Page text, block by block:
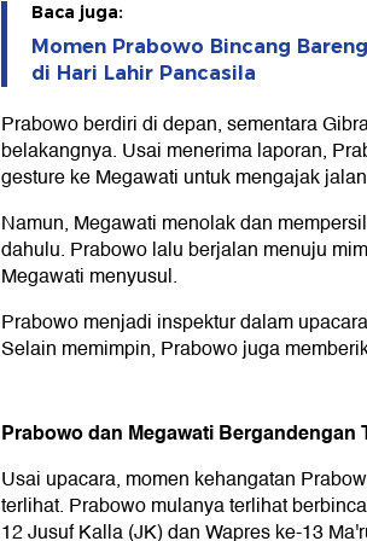
Baca juga:
Momen Prabowo Bincang
di Hari Lahir Pancasila
Prabowo berdiri di depan, sementara
belakangnya. Usai menerima laporan,
gesture ke Megawati untuk mengajak
Namun, Megawati menolak dan
dahulu. Prabowo lalu berjalan menuju
Megawati menyusul.
Prabowo menjadi inspektur dalam
Selain memimpin, Prabowo juga
Prabowo dan Megawati Bergandengan
Usai upacara, momen kehangatan
terlihat. Prabowo mulanya terlihat
12 Jusuf Kalla (JK) dan Wapres ke-13